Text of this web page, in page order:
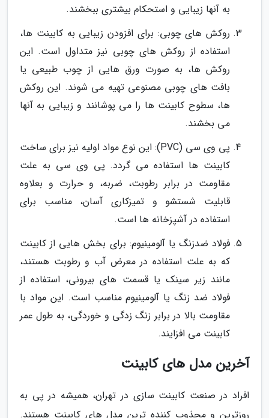
به آنها زیبایی و استحکام بیشتری ببخشند.
روکش های چوبی: برای افزودن زیبایی به کابینت ها،
استفاده از روکش های چوبی نیز متداول است. این
روکش ها، به صورت ورق هایی از چوب طبیعی یا
بافت های چوبی مصنوعی تهیه می شوند. این روکش
ها، سطوح کابینت ها را می پوشانند و زیبایی به آنها
می بخشند.
پی وی سی (PVC): این نوع مواد اولیه نیز برای ساخت
کابینت ها استفاده می گردد. پی وی سی به علت
مقاومت در برابر رطوبت، ضربه، و حرارت و بعلاوه
قابلیت شستشو و تمیزکاری آسان، مناسب برای
استفاده در آشپزخانه ها است.
فولاد ضدزنگ یا آلومینیوم: برای بخش هایی از کابینت
که به علت استفاده در معرض آب و رطوبت هستند،
مانند زیر سینک یا قسمت های بیرونی، استفاده از
فولاد ضد زنگ یا آلومینیوم مناسب است. این مواد با
مقاومت بالا در برابر زنگ زدگی و خوردگی، به طول عمر
کابینت می افزایند.
آخرین مدل های کابینت
افراد در صنعت کابینت سازی در تهران، همیشه در پی به
روزترین و مجذوب کننده ترین مدل های کابینت هستند.